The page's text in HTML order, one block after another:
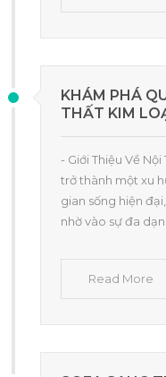
KHÁM PHÁ
THẤT KIM
- Giới Thiệu Về
trở thành một xu
gian sống hiện
nhờ vào sự đa
Read More